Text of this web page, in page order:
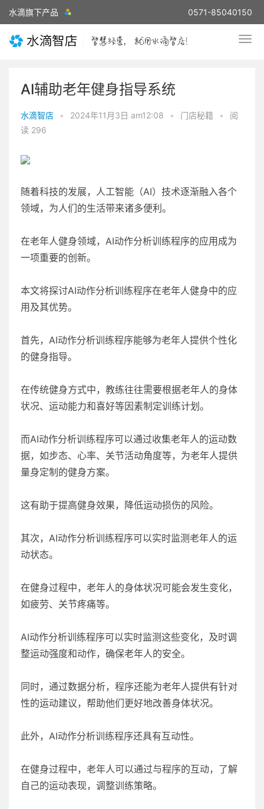
水滴旗下产品 0571-85040150
AI辅助老年健身指导系统
水滴智店 • 2024年11月3日 am12:08 • 门店秘籍 •
阅
读 296
随着科技的发展，人工智能（AI）技术逐渐融入各个
领域，为人们的生活带来诸多便利。
在老年人健身领域，AI动作分析训练程序的应用成为
一项重要的创新。
本文将探讨AI动作分析训练程序在老年人健身中的应
用及其优势。
首先，AI动作分析训练程序能够为老年人提供个性化
的健身指导。
在传统健身方式中，教练往往需要根据老年人的身体
状况、运动能力和喜好等因素制定训练计划。
而AI动作分析训练程序可以通过收集老年人的运动数
据，如步态、心率、关节活动角度等，为老年人提供
量身定制的健身方案。
这有助于提高健身效果，降低运动损伤的风险。
其次，AI动作分析训练程序可以实时监测老年人的运
动状态。
在健身过程中，老年人的身体状况可能会发生变化，
如疲劳、关节疼痛等。
AI动作分析训练程序可以实时监测这些变化，及时调
整运动强度和动作，确保老年人的安全。
同时，通过数据分析，程序还能为老年人提供有针对
性的运动建议，帮助他们更好地改善身体状况。
此外，AI动作分析训练程序还具有互动性。
在健身过程中，老年人可以通过与程序的互动，了解
自己的运动表现，调整训练策略。